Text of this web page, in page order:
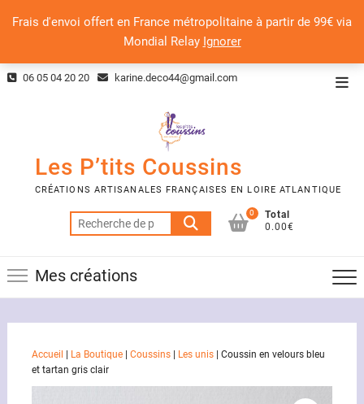
Frais d'envoi offert en France métropolitaine à partir de 99€ via
Mondial Relay Ignorer
Skip 06 05 04 20 20 karine.deco44@gmail.com
Les P’tits Coussins
CRÉATIONS ARTISANALES FRANÇAISES EN LOIRE ATLANTIQUE
Recherche
pour :
0
Total
0.00€
Mes créations
Accueil La Boutique| Coussins| Les unis| Coussin en velours bleu
et tartan gris clair